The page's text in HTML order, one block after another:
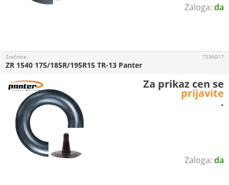
da
da
Zračnice
ZR 1540 175/185R/195R15 TR-13 Panter
7536017
Za prikaz cen se
prijavite
.